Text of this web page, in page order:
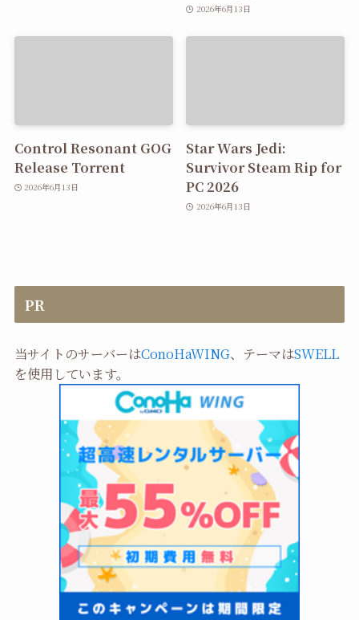
2026年6月13日
Control Resonant GOG
Release Torrent
2026年6月13日
Star Wars Jedi:
Survivor Steam Rip for
PC 2026
2026年6月13日
PR
当サイトのサーバーはConoHaWING、テーマはSWELL
を使用しています。